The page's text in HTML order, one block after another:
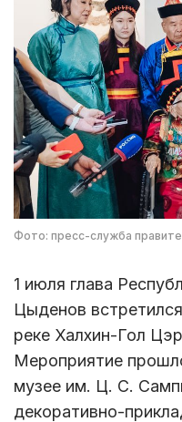
Фото: пресс-служба
1 июля глава
Цыденов
реке Халхин-Гол
Мероприятие
музее им. Ц. С.
декоративно-